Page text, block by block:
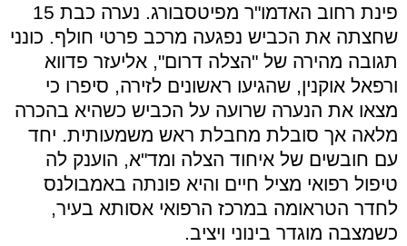
פינת רחוב האדמו"ר מפיטסבורג. נערה כבת 15
שחצתה את הכביש נפגעה מרכב פרטי חולף. כונני
תגובה מהירה של "הצלה דרום", אליעזר פדווא
ורפאל אוקנין, שהגיעו ראשונים לזירה, סיפרו כי
מצאו את הנערה שרועה על הכביש כשהיא בהכרה
מלאה אך סובלת מחבלת ראש משמעותית. יחד
עם חובשים של איחוד הצלה ומד"א, הוענק לה
טיפול רפואי מציל חיים והיא פונתה באמבולנס
לחדר הטראומה במרכז הרפואי אסותא בעיר,
כשמצבה מוגדר בינוני ויציב.